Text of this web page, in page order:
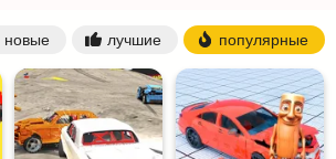
новые лучшие популярные